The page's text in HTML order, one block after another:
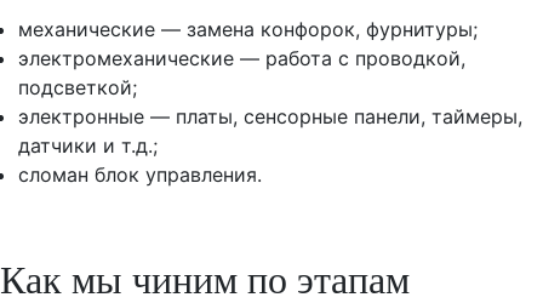
механические — замена конфорок, фурнитуры;
электромеханические — работа с проводкой,
подсветкой;
электронные — платы, сенсорные панели, таймеры,
датчики и т.д.;
сломан блок управления.
Как мы чиним по этапам